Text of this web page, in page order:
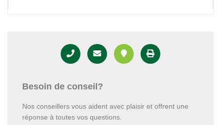
Besoin de conseil?
Nos conseillers vous aident avec plaisir et offrent une
réponse à toutes vos questions.